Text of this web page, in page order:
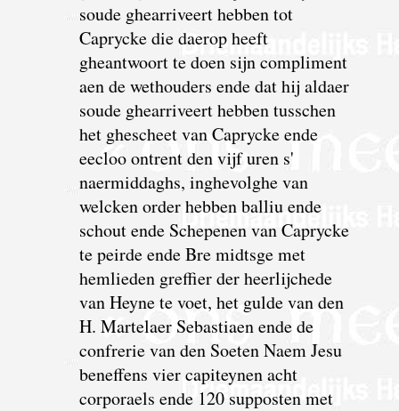
soude ghearriveert hebben tot
Caprycke die daerop heeft
gheantwoort te doen sijn compliment
aen de wethouders ende dat hij aldaer
soude ghearriveert hebben tusschen
het ghescheet van Caprycke ende
eecloo ontrent den vijf uren s'
naermiddaghs, inghevolghe van
welcken order hebben balliu ende
schout ende Schepenen van Caprycke
te peirde ende Bre midtsge met
hemlieden greffier der heerlijchede
van Heyne te voet, het gulde van den
H. Martelaer Sebastiaen ende de
confrerie van den Soeten Naem Jesu
beneffens vier capiteynen acht
corporaels ende 120 supposten met